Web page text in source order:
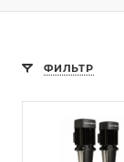
ФИЛЬТР